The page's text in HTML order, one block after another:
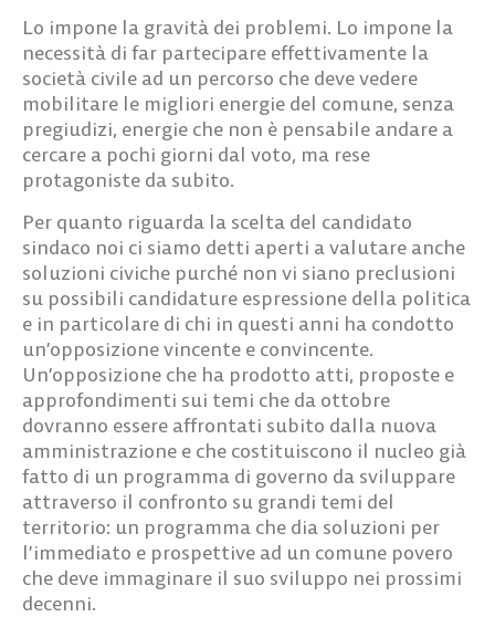
Lo impone la gravità dei problemi. Lo impone la
necessità di far partecipare effettivamente la
società civile ad un percorso che deve vedere
mobilitare le migliori energie del comune, senza
pregiudizi, energie che non è pensabile andare a
cercare a pochi giorni dal voto, ma rese
protagoniste da subito.
Per quanto riguarda la scelta del candidato
sindaco noi ci siamo detti aperti a valutare anche
soluzioni civiche purché non vi siano preclusioni
su possibili candidature espressione della politica
e in particolare di chi in questi anni ha condotto
un’opposizione vincente e convincente.
Un’opposizione che ha prodotto atti, proposte e
approfondimenti sui temi che da ottobre
dovranno essere affrontati subito dalla nuova
amministrazione e che costituiscono il nucleo già
fatto di un programma di governo da sviluppare
attraverso il confronto su grandi temi del
territorio: un programma che dia soluzioni per
l’immediato e prospettive ad un comune povero
che deve immaginare il suo sviluppo nei prossimi
decenni.